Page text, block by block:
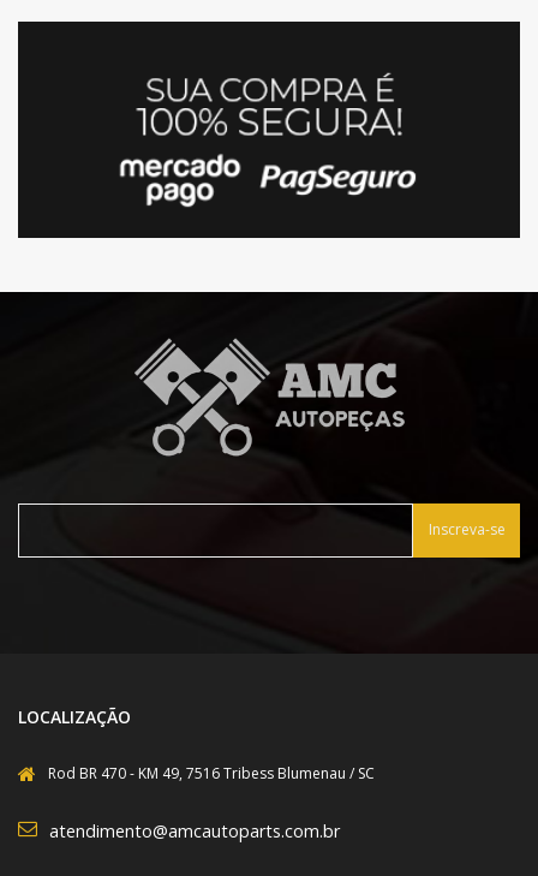
Inscreva-se
LOCALIZAÇÃO
Rod BR 470 - KM 49, 7516 Tribess Blumenau / SC
atendimento@amcautoparts.com.br